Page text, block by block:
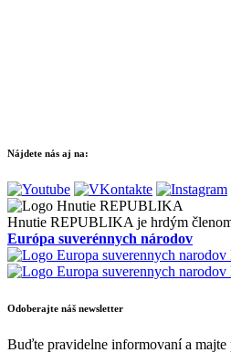
Nájdete nás aj na:
Hnutie REPUBLIKA je hrdým
Európa suverénnych národov
Odoberajte náš newsletter
Buďte pravidelne informovaní a majte